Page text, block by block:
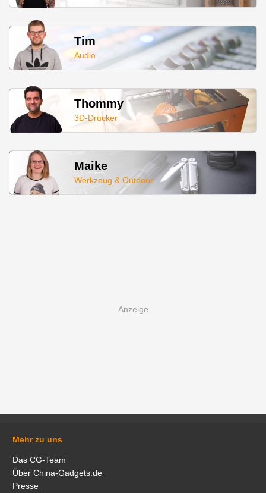
Tim
Audio
Thommy
3D-Drucker
Maike
Werkzeug & Outdoor
Mehr zu uns
Das CG-Team
Über China-Gadgets.de
Presse